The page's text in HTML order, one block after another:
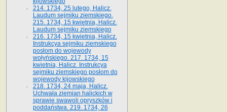
214. 1734, 25 lutego, Halicz.
Laudum sejmiku ziemskiego.
215. 1734, 15 kwietnia, Halicz.
Laudum sejmiku ziemskiego
216. 1734, 15 kwietnia, Halicz.
Instrukcya sejmiku ziemskiego
posłom do wojewody
wołyńskiego. 217. 1734, 15
kwietnia, Halicz. Instrukcya
sejmiku ziemskiego posłom do
wojewody kijowskiego
218. 1734, 24 maja, Halicz.
Uchwała ziemian halickich w
sprawie swawoli opryszków i
poddaństwa. 219. 1734, 26